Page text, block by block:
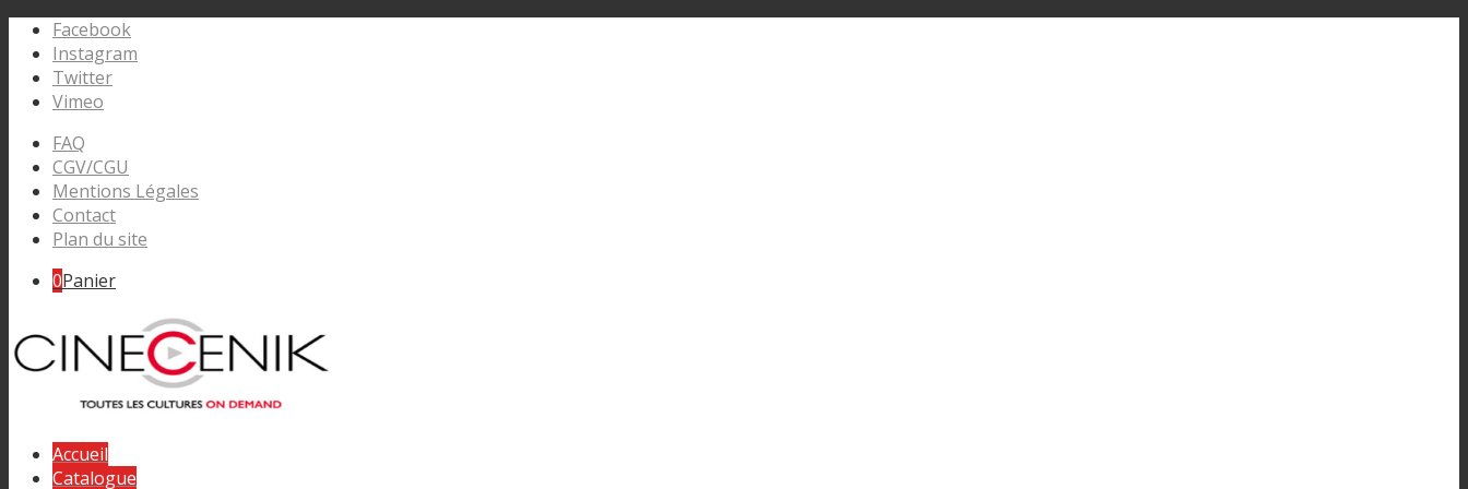
Facebook
Instagram
Twitter
Vimeo
FAQ
CGV/CGU
Mentions Légales
Contact
Plan du site
0Panier
Accueil
Catalogue